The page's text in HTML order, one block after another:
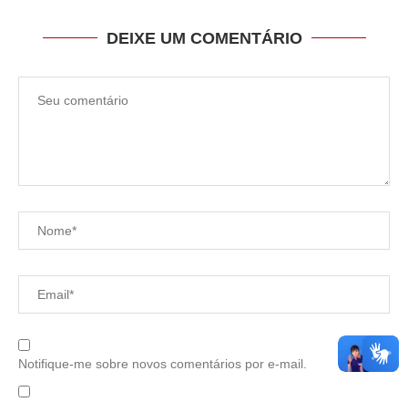
DEIXE UM COMENTÁRIO
Notifique-me sobre novos comentários por e-mail.